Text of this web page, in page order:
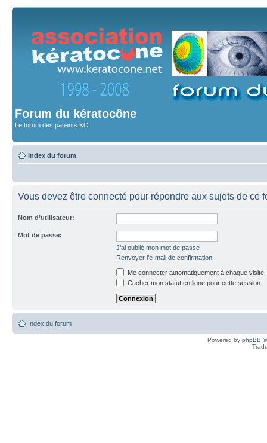
Forum du kératocône
Le forum des patients KC
Index du forum
Vous devez être connecté pour répondre aux sujets de ce
Nom d’utilisateur:
Mot de passe:
J’ai oublié mon mot de passe
Renvoyer l’e-mail de confirmation
Me connecter automatiquement à chaque visite
Cacher mon statut en ligne pour cette session
Index du forum
Powered by phpBB